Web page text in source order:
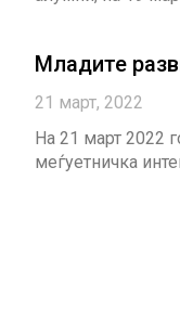
Младите
21 март, 2022
На 21 март 2022
меѓуетничка